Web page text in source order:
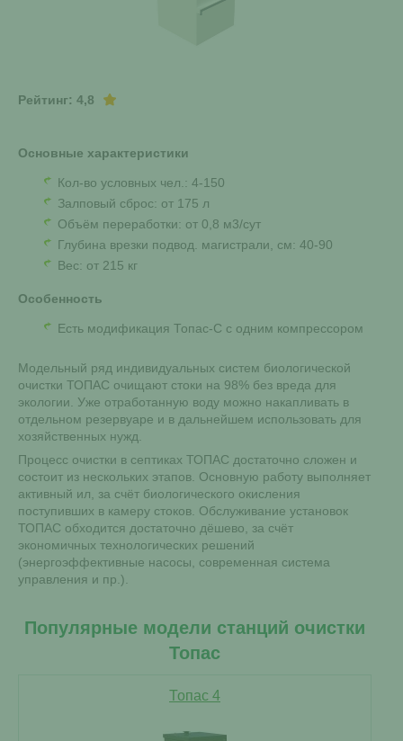
Рейтинг: 4,8
Основные характеристики
Кол-во условных чел.: 4-150
Залповый сброс: от 175 л
Объём переработки: от 0,8 м3/сут
Глубина врезки подвод. магистрали, см: 40-90
Вес: от 215 кг
Особенность
Есть модификация Топас-С с одним компрессором
Модельный ряд индивидуальных систем биологической
очистки ТОПАС очищают стоки на 98% без вреда для
экологии. Уже отработанную воду можно накапливать в
отдельном резервуаре и в дальнейшем использовать для
хозяйственных нужд.
Процесс очистки в септиках ТОПАС достаточно сложен и
состоит из нескольких этапов. Основную работу выполняет
активный ил, за счёт биологического окисления
поступивших в камеру стоков. Обслуживание установок
ТОПАС обходится достаточно дёшево, за счёт
экономичных технологических решений
(энергоэффективные насосы, современная система
управления и пр.).
Популярные модели станций очистки
Топас
Топас 4